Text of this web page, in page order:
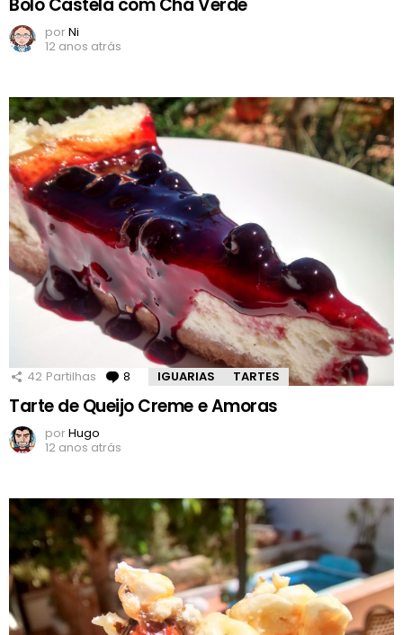
Bolo Castela com Chá Verde
porNi
12 anos atrás
42 Partilhas 8 Comentários
IGUARIAS TARTES
Tarte de Queijo Creme e Amoras
porHugo
12 anos atrás